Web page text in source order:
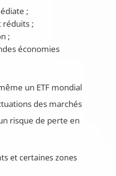
;
;
;
économies
un ETF mondial
des marchés
risque de perte en
et certaines zones